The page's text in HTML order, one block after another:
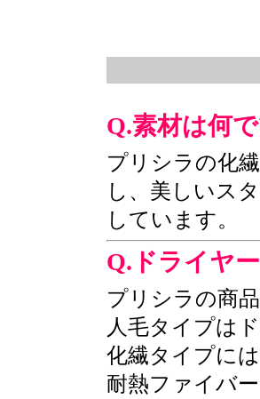
Q.素材は何
プリシラの化
し、美しいス
しています。
Q.ドライヤ
プリシラの商
人毛タイプは
化繊タイプに
耐熱ファイバ